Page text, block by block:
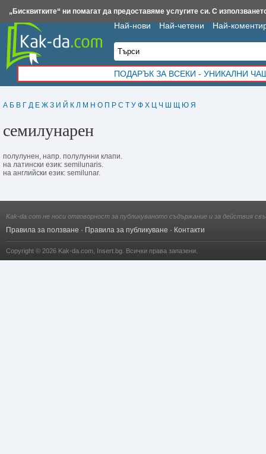
А Б В Г Д Е Ж З И Й К Л М Н О П Р С Т У Ф Х Ц Ч Ш Щ Ю Я
семилунарен
полулунен, напр. полулунни клапи.
на латински език: semilunaris.
на английски език: semilunar.
Най-нови Най-четени Най-
ПОДАРЪК ЗА ВСЕКИ - УНИКАЛНИ
Insert.bg Framar.bg Kak-da.com Iztochnik.com BauBau.bg NewAge.bg
Kak-da.com не носи отговорност за публикуваното съдържание и за действия
Правила за ползване · Правила за публикуване · Контакти
Copyright © 2026 Kak-da.com Insert.bg . Всички права запазени.
„Бисквитките“ ни помагат да предоставяме услугите си. С